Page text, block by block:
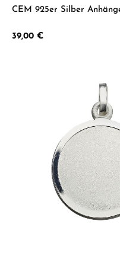
CEM 925er Silber
Regulärer Preis:
39,00 €